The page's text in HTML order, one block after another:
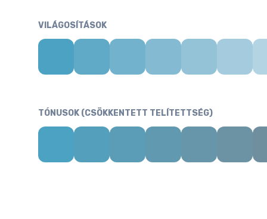
VILÁGOSÍTÁSOK
TÓNUSOK (CSÖKKENTETT TELÍTETTSÉG)